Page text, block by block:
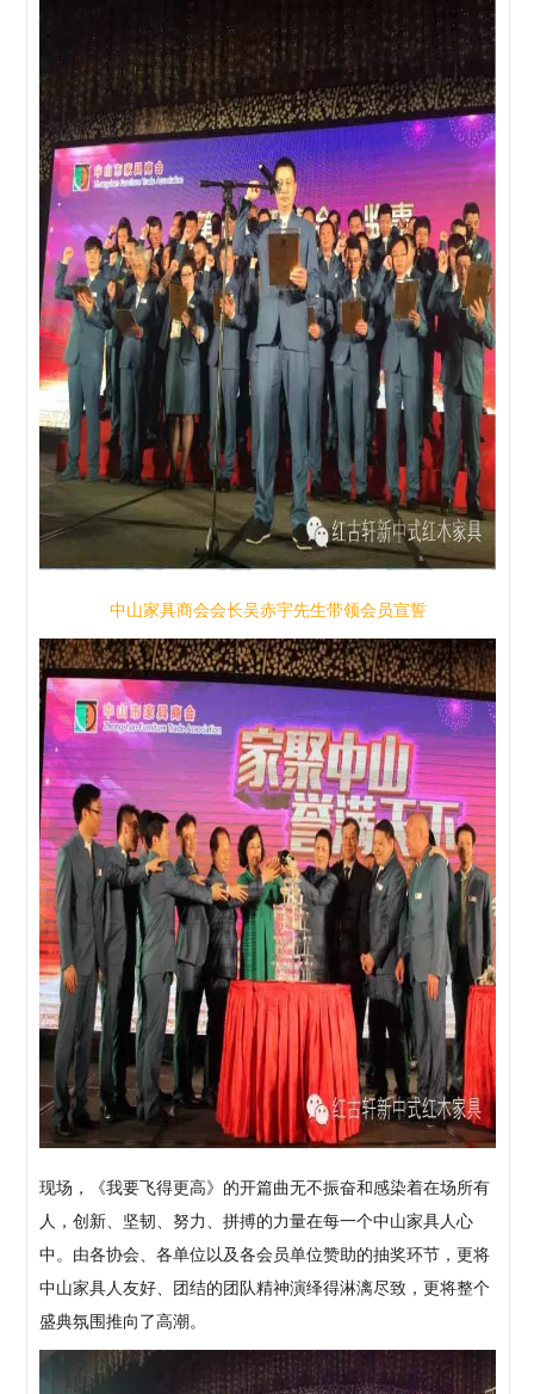
中山家具商会会长吴赤宇先生带领会员宣誓
现场，《我要飞得更高》的开篇曲无不振奋和感染着在场所有
人，创新、坚韧、努力、拼搏的力量在每一个中山家具人心
中。由各协会、各单位以及各会员单位赞助的抽奖环节，更将
中山家具人友好、团结的团队精神演绎得淋漓尽致，更将整个
盛典氛围推向了高潮。